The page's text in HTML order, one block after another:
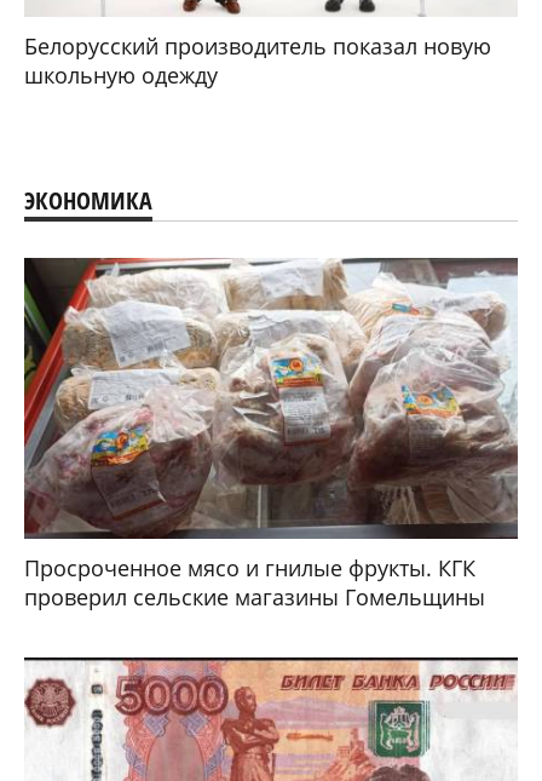
Белорусский производитель показал новую
школьную одежду
ЭКОНОМИКА
Просроченное мясо и гнилые фрукты. КГК
проверил сельские магазины Гомельщины